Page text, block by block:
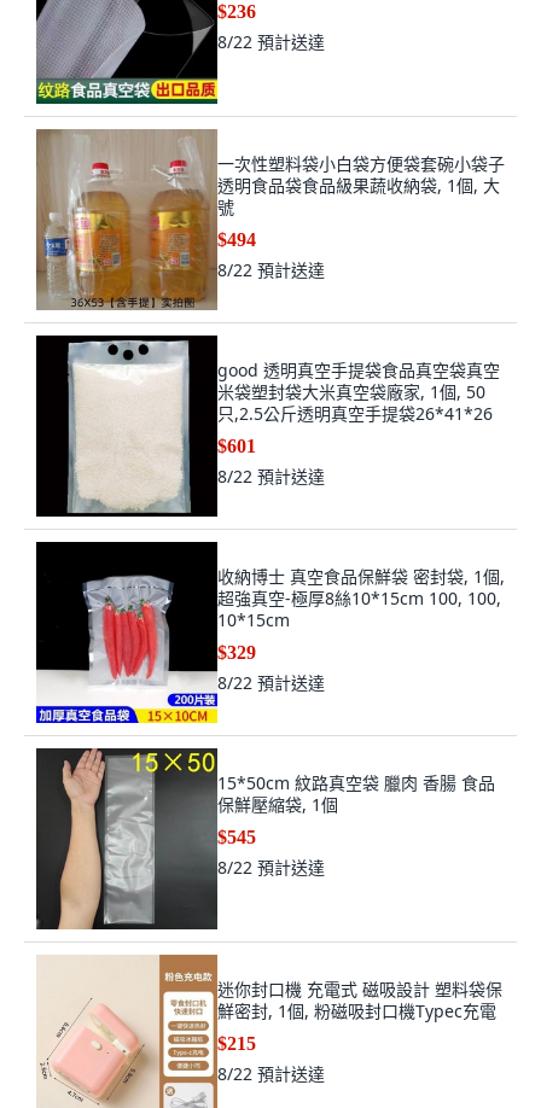
$236
8/22 預計送達
一次性塑料袋小白袋方便袋套碗小袋子
透明食品袋食品級果蔬收納袋, 1個, 大
號
$494
8/22 預計送達
good 透明真空手提袋食品真空袋真空
米袋塑封袋大米真空袋廠家, 1個, 50
只,2.5公斤透明真空手提袋26*41*26
$601
8/22 預計送達
收納博士 真空食品保鮮袋 密封袋, 1個,
超強真空-極厚8絲10*15cm 100, 100,
10*15cm
$329
8/22 預計送達
15*50cm 紋路真空袋 臘肉 香腸 食品
保鮮壓縮袋, 1個
$545
8/22 預計送達
迷你封口機 充電式 磁吸設計 塑料袋保
鮮密封, 1個, 粉磁吸封口機Typec充電
$215
8/22 預計送達